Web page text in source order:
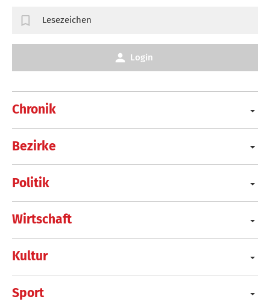
Chronik
Bezirke
Politik
Wirtschaft
Kultur
Sport
Lesezeichen
Login